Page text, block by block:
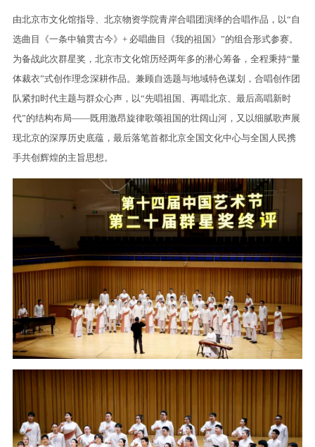
由北京市文化馆指导、北京物资学院青岸合唱团演绎的合唱作品，以“自
选曲目《一条中轴贯古今》+ 必唱曲目《我的祖国》”的组合形式参赛。
为备战此次群星奖，北京市文化馆历经两年多的潜心筹备，全程秉持“量
体裁衣”式创作理念深耕作品。兼顾自选题与地域特色谋划，合唱创作团
队紧扣时代主题与群众心声，以“先唱祖国、再唱北京、最后高唱新时
代”的结构布局——既用激昂旋律歌颂祖国的壮阔山河，又以细腻歌声展
现北京的深厚历史底蕴，最后落笔首都北京全国文化中心与全国人民携
手共创辉煌的主旨思想。